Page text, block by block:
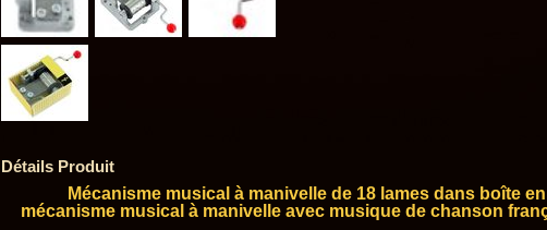
Détails Produit
Mécanisme musical à manivelle de 18 lames dans boîte
mécanisme musical à manivelle avec musique de chanson